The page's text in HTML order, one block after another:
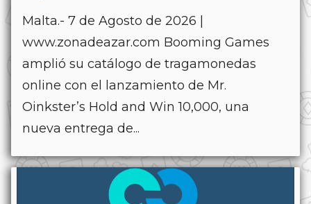
Malta.- 7 de Agosto de 2026 |
www.zonadeazar.com Booming Games
amplió su catálogo de tragamonedas
online con el lanzamiento de Mr.
Oinkster’s Hold and Win 10,000, una
nueva entrega de...